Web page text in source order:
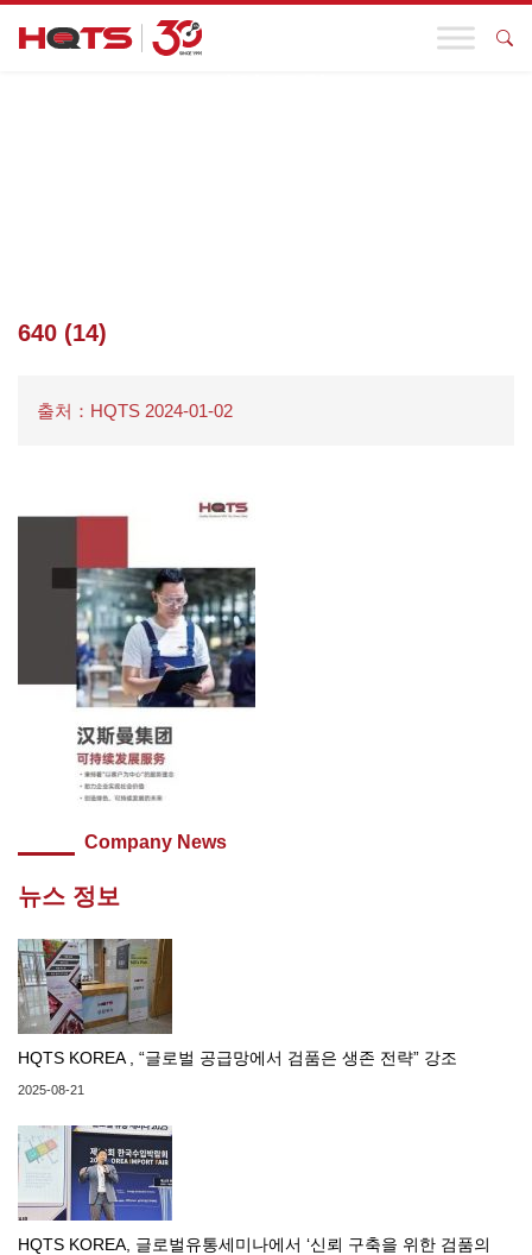
640 (14)
출처：HQTS 2024-01-02
Company News
뉴스 정보
HQTS KOREA , “글로벌 공급망에서 검품은 생존 전략” 강조
2025-08-21
HQTS KOREA, 글로벌유통세미나에서 ‘신뢰 구축을 위한 검품의